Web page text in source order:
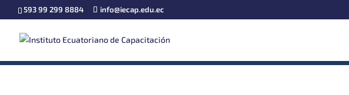
593 99 299 8884 info@iecap.edu.ec